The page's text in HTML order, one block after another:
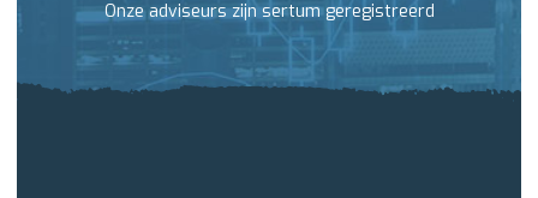
Onze adviseurs zijn sertum geregistreerd